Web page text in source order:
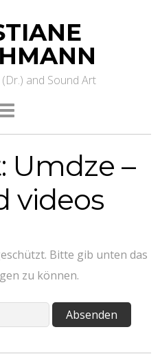
and Sound Art
Umdze –
videos
Bitte gib unten das
zu können.